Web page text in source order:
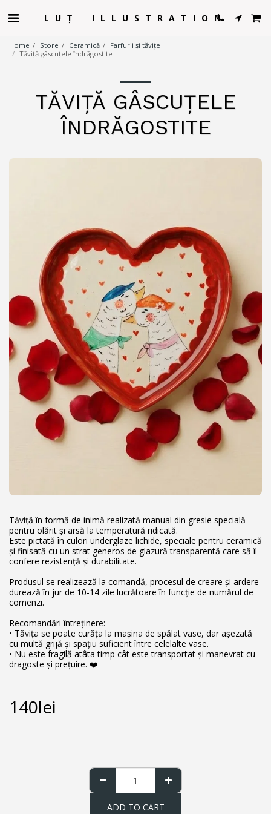
LUȚ ILLUSTRATION
Home Store Ceramică
Farfurii și tăvițe
Tăviță gâscuțele îndrăgostite
TĂVIȚĂ GÂSCUȚELE
ÎNDRĂGOSTITE
Tăviță în formă de inimă realizată manual din gresie specială
pentru olărit și arsă la temperatură ridicată.
Este pictată în culori underglaze lichide, speciale pentru ceramică
și finisată cu un strat generos de glazură transparentă care să îi
confere rezistență și durabilitate.
Produsul se realizează la comandă, procesul de creare și ardere
durează în jur de 10-14 zile lucrătoare în funcție de numărul de
comenzi.
Recomandări întreținere:
• Tăvița se poate curăța la mașina de spălat vase, dar așezată
cu multă grijă și spațiu suficient între celelalte vase.
• Nu este fragilă atâta timp cât este transportat și manevrat cu
dragoste și prețuire. ❤️
140lei
ADD TO CART